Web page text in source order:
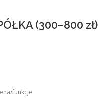
(300–800 zł)
funkcje